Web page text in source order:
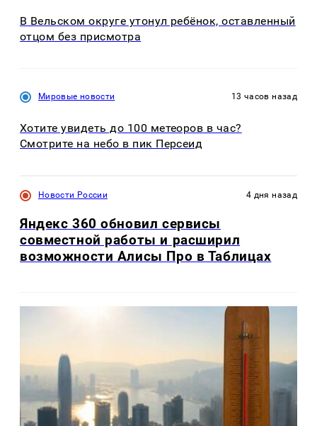
В Вельском округе утонул ребёнок, оставленный
отцом без присмотра
Мировые новости 13 часов назад
Хотите увидеть до 100 метеоров в час?
Смотрите на небо в пик Персеид
Новости России 4 дня назад
Яндекс 360 обновил сервисы
совместной работы и расширил
возможности Алисы Про в Таблицах